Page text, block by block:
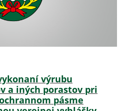
výrubu
a iných porastov pri
pásme